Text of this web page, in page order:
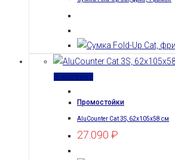
Промостойки
AluCounter Cat 3S, 62х105х58 см
27.090 ₽